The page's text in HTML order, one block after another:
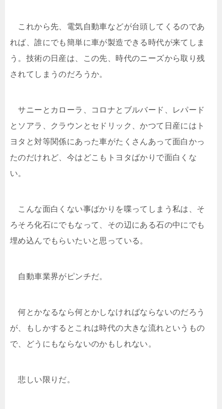
これから先、電気自動車などが台頭してくるのであ
れば、誰にでも簡単に車が製造できる時代が来てしま
う。技術の日産は、この先、時代のニーズから取り残
されてしまうのだろうか。
サニーとカローラ、コロナとブルバード、レパード
とソアラ、クラウンとセドリック、かつて日産にはト
ヨタと対等関係にあった車がたくさんあって面白かっ
たのだけれど、今はどこもトヨタばかりで面白くな
い。
こんな面白くない事ばかりを喋ってしまう私は、そ
ろそろ化石にでもなって、その辺にある石の中にでも
埋め込んでもらいたいと思っている。
自動車業界がピンチだ。
何とかなるなら何とかしなければならないのだろう
が、もしかするとこれは時代の大きな流れというもの
で、どうにもならないのかもしれない。
悲しい限りだ。